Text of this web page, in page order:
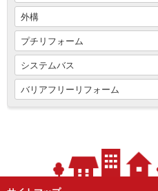
外構
プチリフォーム
システムバス
バリアフリーリフォーム